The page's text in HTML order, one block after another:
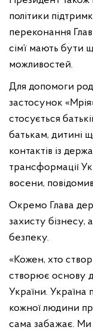
політики
переконання
сім’ї мають
можливостей.
Для допомоги
застосунок
стосується
батькам, дитині
контактів із
трансформації
восени,
Окремо Глава
захисту бізнесу,
безпеку.
«Кожен, хто
створює основу
України.
кожної людини
сама забажає.